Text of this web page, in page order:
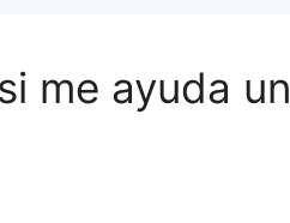
me ayuda un